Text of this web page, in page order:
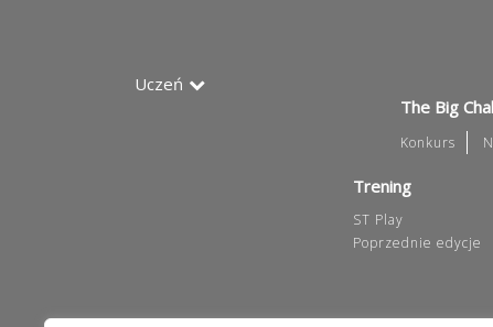
Uczeń
The Big
Konkurs
Trening
ST Play
Poprzednie edycje